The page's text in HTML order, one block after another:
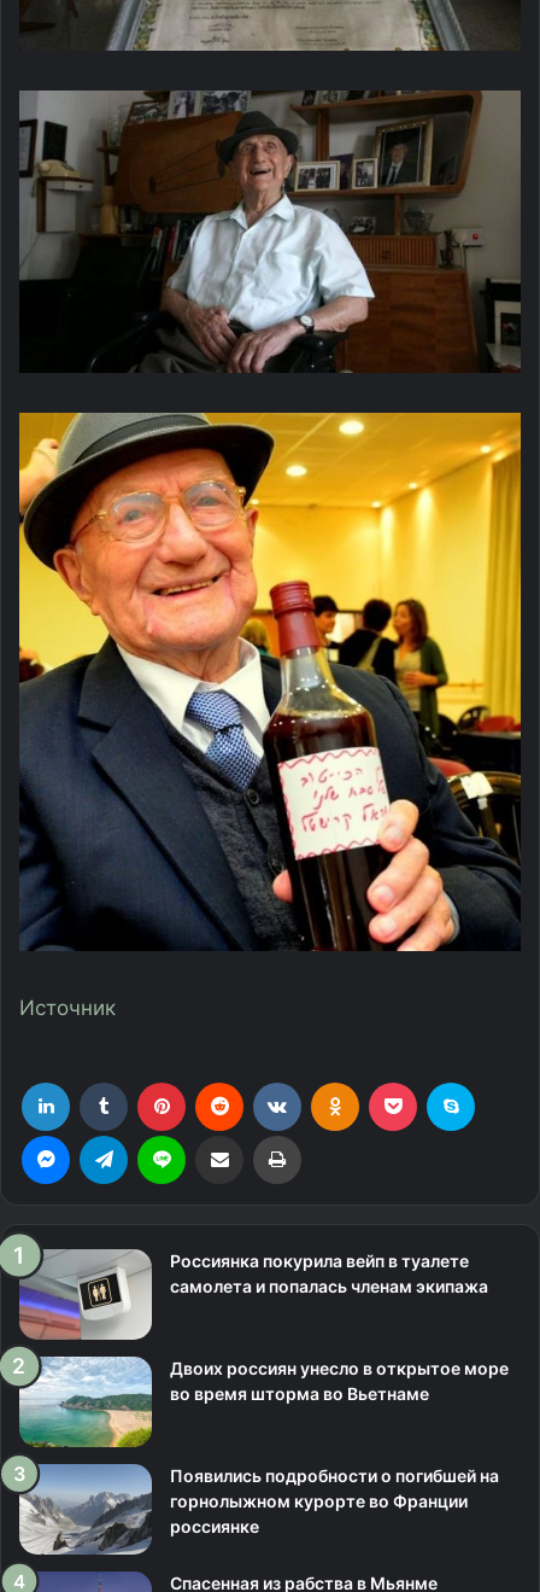
Источник
Россиянка покурила вейп в туалете
самолета и попалась членам экипажа
Двоих россиян унесло в открытое море
во время шторма во Вьетнаме
Появились подробности о погибшей на
горнолыжном курорте во Франции
россиянке
Спасенная из рабства в Мьянме